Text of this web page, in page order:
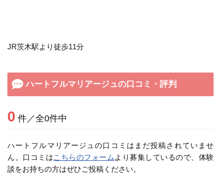
JR茨木駅より徒歩11分
ハートフルマリアージュの口コミ・評判
0 件／全0件中
ハートフルマリアージュの口コミはまだ投稿されていませ
ん。口コミはこちらのフォーム より募集しているので、体験
談をお持ちの方はぜひご投稿ください。